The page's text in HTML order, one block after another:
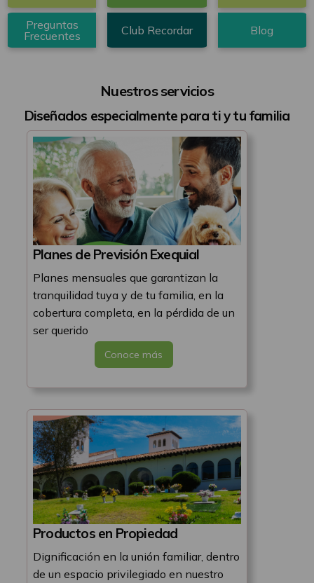
header
home
Preguntas
Frecuentes
Club Recordar Blog
Nuestros servicios
Diseñados especialmente para ti y tu familia
Planes de Previsión Exequial
Planes mensuales que garantizan la
tranquilidad tuya y de tu familia, en la
cobertura completa, en la pérdida de un
ser querido
Conoce más
Productos en Propiedad
Dignificación en la unión familiar, dentro
de un espacio privilegiado en nuestro